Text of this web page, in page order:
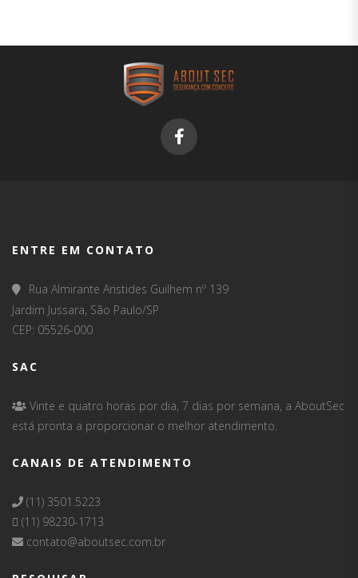
ENTRE EM CONTATO
Rua Almirante Aristides Guilhem nº 139
Jardim Jussara, São Paulo/SP
CEP: 05526-000
SAC
Vinte e quatro horas por dia, 7 dias por semana, a AboutSec
está pronta a proporcionar o melhor atendimento.
CANAIS DE ATENDIMENTO
(11) 3501.5223
(11) 98230-1713
contato@aboutsec.com.br